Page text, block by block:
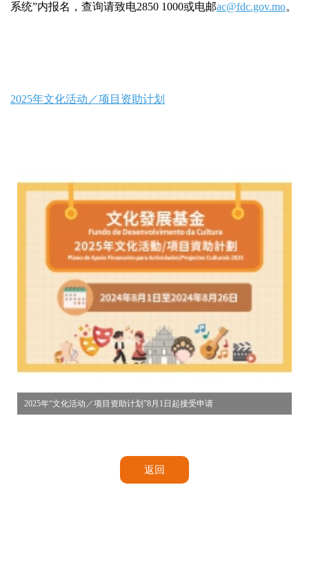
系统”内报名，查询请致电2850 1000或电邮ac@fdc.gov.mo。
2025年文化活动／项目资助计划
2025年“文化活动／项目资助计划”8月1日起接受申请
返回